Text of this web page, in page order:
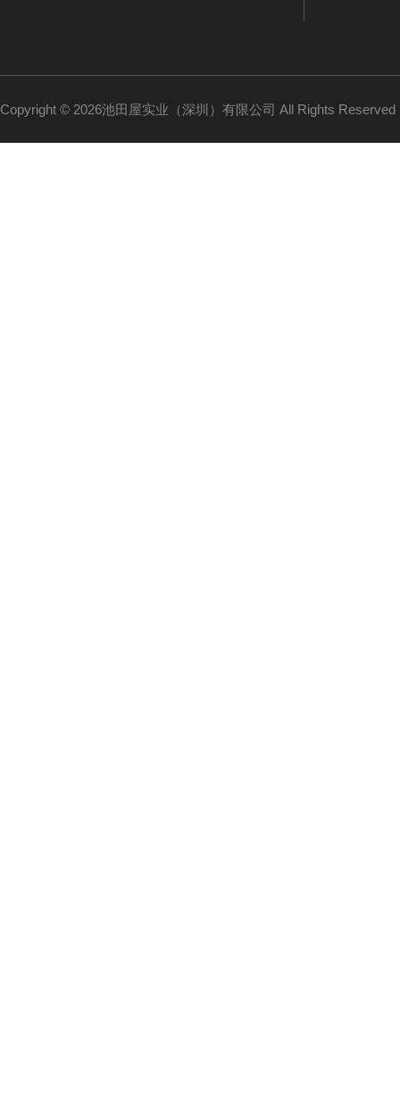
Copyright © 2026池田屋实业（深圳）有限公司 All Rights